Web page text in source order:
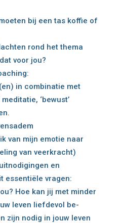
bij een tas koffie of
rond het thema
voor jou?
in combinatie met
‘bewust’
van mijn emotie naar
van veerkracht)
en
essentiële vragen:
Hoe kan jij met minder
leven liefdevol be-
zijn nodig in jouw leven